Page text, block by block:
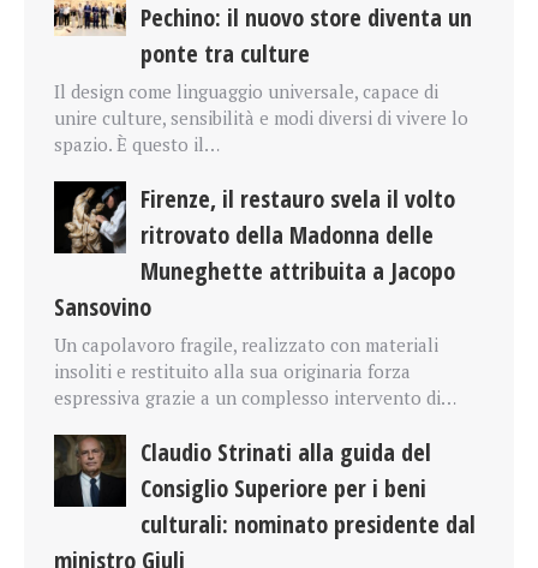
Pechino: il nuovo store diventa un
ponte tra culture
Il design come linguaggio universale, capace di
unire culture, sensibilità e modi diversi di vivere lo
spazio. È questo il…
Firenze, il restauro svela il volto
ritrovato della Madonna delle
Muneghette attribuita a Jacopo
Sansovino
Un capolavoro fragile, realizzato con materiali
insoliti e restituito alla sua originaria forza
espressiva grazie a un complesso intervento di…
Claudio Strinati alla guida del
Consiglio Superiore per i beni
culturali: nominato presidente dal
ministro Giuli